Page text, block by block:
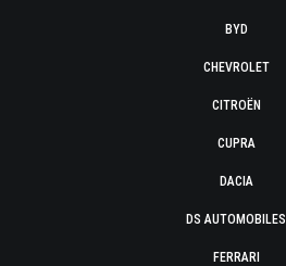
BYD
CHEVROLET
CITROËN
CUPRA
DACIA
DS AUTOMOBILES
FERRARI